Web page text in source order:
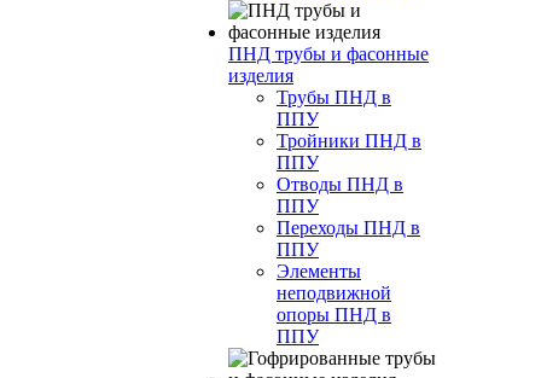
ПНД трубы и фасонные
изделия
Трубы ПНД в
ППУ
Тройники ПНД в
ППУ
Отводы ПНД в
ППУ
Переходы ПНД в
ППУ
Элементы
неподвижной
опоры ПНД в
ППУ